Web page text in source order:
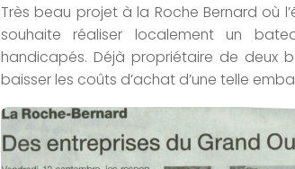
Très beau projet à la Roche Bernard où
souhaite réaliser localement un
handicapés. Déjà propriétaire de deux
baisser les coûts d’achat d’une telle